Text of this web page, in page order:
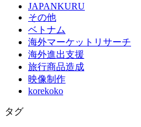
JAPANKURU
その他
ベトナム
海外マーケットリサーチ
海外進出支援
旅行商品造成
映像制作
korekoko
タグ